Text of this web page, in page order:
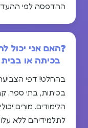
ההדפסה לפי
האם אני יכול
בכיתה או
בהחלט! דפי הצביעה
בכיתות, בתי ספר,
הלימודים. מורים
לתלמידיהם ללא